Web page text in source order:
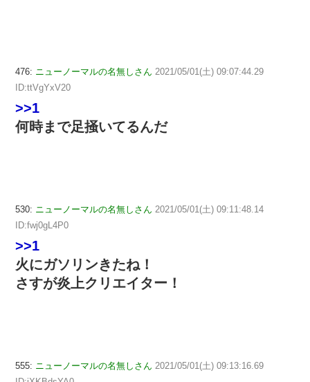
476: ニューノーマルの名無しさん 2021/05/01(土) 09:07:44.29
ID:ttVgYxV20
>>1
何時まで足掻いてるんだ
530: ニューノーマルの名無しさん 2021/05/01(土) 09:11:48.14
ID:fwj0gL4P0
>>1
火にガソリンきたね！
さすが炎上クリエイター！
555: ニューノーマルの名無しさん 2021/05/01(土) 09:13:16.69